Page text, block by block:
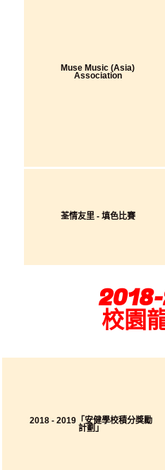
Muse Music (Asia)
Association
荃情友里 - 填色比賽
校園
2018 - 2019「安健學校積分獎勵
計劃」